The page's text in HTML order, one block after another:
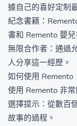
據自己的喜好定制
紀念書籍：
書和 Remento 嬰
無限合作者：通過
人分享這一經歷。
如何使用 Remento
使用 Remento 非
選擇提示：從數百
故事的過程。